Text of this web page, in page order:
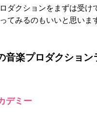
ダクションをまずは受け
てみるのもいいと思いま
音楽プロダクション
デミー